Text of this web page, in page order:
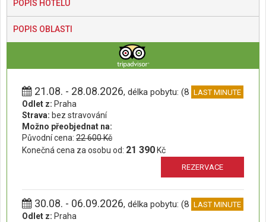
POPIS HOTELU
POPIS OBLASTI
21.08. - 28.08.2026, délka pobytu: (8 dní)LAST MINUTE
Odlet z: Praha
Strava: bez stravování
Možno přeobjednat na:
Původní cena: 22 600 Kč
Konečná cena za osobu od: 21 390 Kč
REZERVACE
30.08. - 06.09.2026, délka pobytu: (8 dní)LAST MINUTE
Odlet z: Praha